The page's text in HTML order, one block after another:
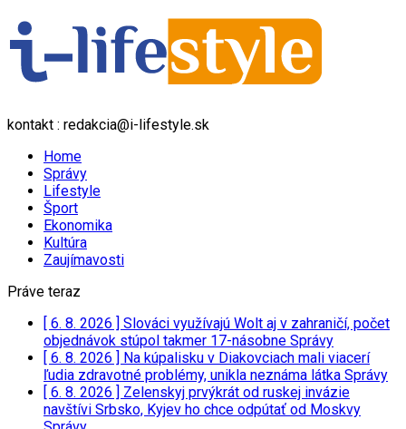
kontakt : redakcia@i-lifestyle.sk
Home
Správy
Lifestyle
Šport
Ekonomika
Kultúra
Zaujímavosti
Práve teraz
[ 6. 8. 2026 ] Slováci využívajú Wolt aj v zahraničí, počet
objednávok stúpol takmer 17-násobne Správy
[ 6. 8. 2026 ] Na kúpalisku v Diakovciach mali viacerí
ľudia zdravotné problémy, unikla neznáma látka Správy
[ 6. 8. 2026 ] Zelenskyj prvýkrát od ruskej invázie
navštívi Srbsko, Kyjev ho chce odpútať od Moskvy